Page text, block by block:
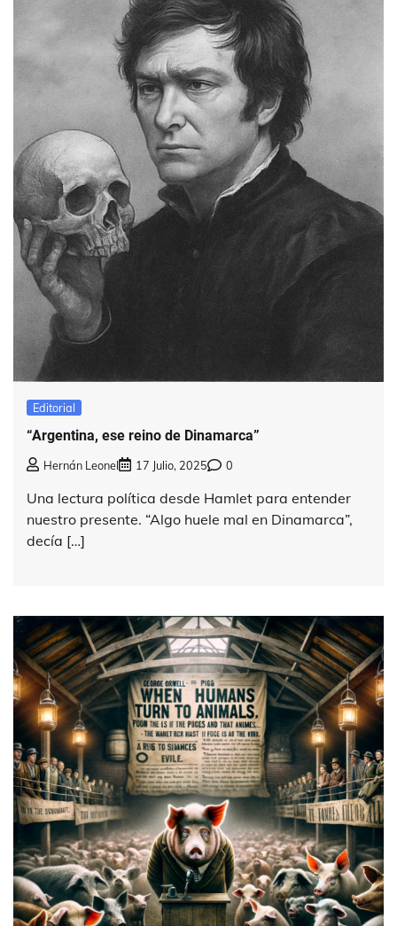
Editorial
“Argentina, ese reino de Dinamarca”
Hernán Leonel 17 Julio, 2025 0
Una lectura política desde Hamlet para entender
nuestro presente. “Algo huele mal en Dinamarca”,
decía […]